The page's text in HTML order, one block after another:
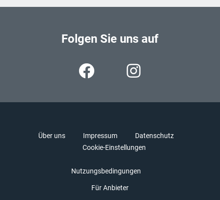
Folgen Sie uns auf
Über uns Impressum
Datenschutz
Cookie-Einstellungen
Nutzungsbedingungen
Für Anbieter